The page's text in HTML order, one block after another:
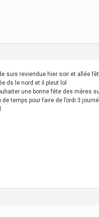
suis reviendue hier soir et allée
ds le nord et il pleut lol
une bonne fête des mères
de temps pour faire de l’ordi:3